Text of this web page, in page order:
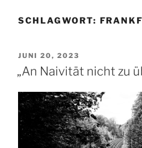
SCHLAGWORT:
VERÖFFENTLICHT
AM
JUNI 20, 2023
„An Naivität nicht zu